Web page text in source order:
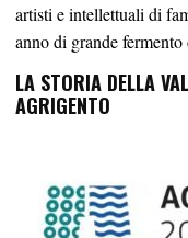
artisti e intellettuali di
anno di grande fermento
LA STORIA DELLA
AGRIGENTO